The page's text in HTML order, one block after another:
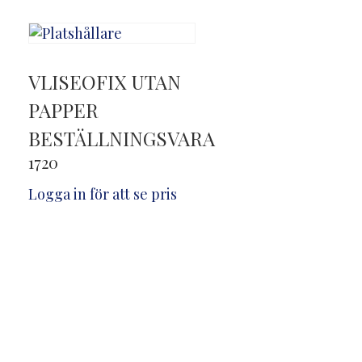
VLISEOFIX UTAN
PAPPER
BESTÄLLNINGSVARA
1720
Logga in för att se pris